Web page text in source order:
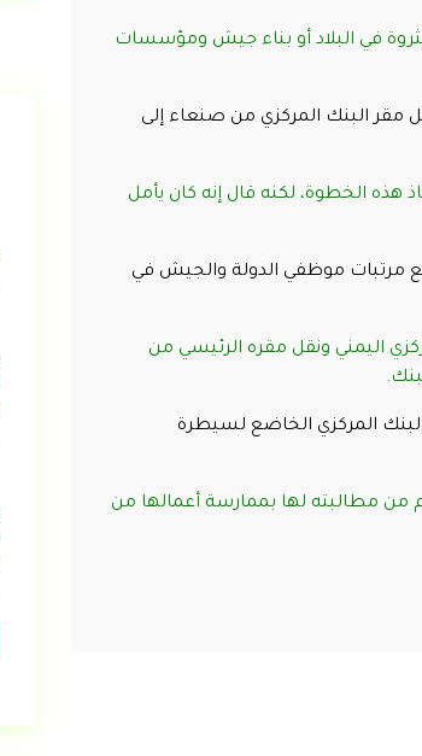
في البلاد أو بناء جيش ومؤسسات
مقر البنك المركزي من صنعاء إلى
هذه الخطوة، لكنه قال إنه كان يأمل
دفع مرتبات موظفي الدولة والجيش في
اليمني ونقل مقره الرئيسي من
المركزي الخاضع لسيطرة
من مطالبته لها بممارسة أعمالها من